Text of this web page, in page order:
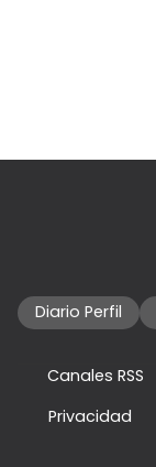
Diario Perfil
Canales RSS
Privacidad